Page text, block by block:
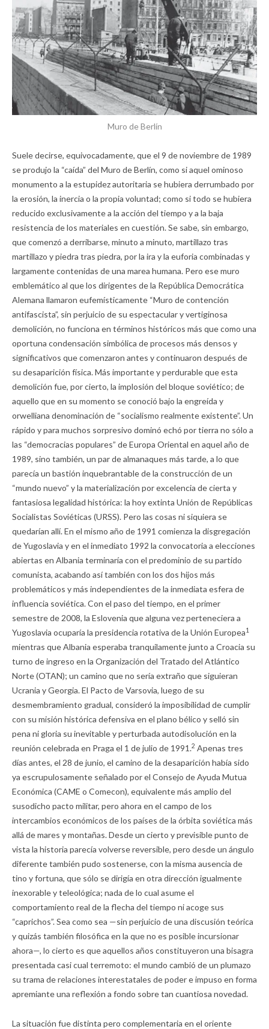
Muro de Berlín
Suele decirse, equivocadamente, que el 9 de noviembre de 1989
se produjo la “caída” del Muro de Berlín, como si aquel ominoso
monumento a la estupidez autoritaria se hubiera derrumbado por
la erosión, la inercia o la propia voluntad; como si todo se hubiera
reducido exclusivamente a la acción del tiempo y a la baja
resistencia de los materiales en cuestión. Se sabe, sin embargo,
que comenzó a derribarse, minuto a minuto, martillazo tras
martillazo y piedra tras piedra, por la ira y la euforia combinadas y
largamente contenidas de una marea humana. Pero ese muro
emblemático al que los dirigentes de la República Democrática
Alemana llamaron eufemísticamente “Muro de contención
antifascista”, sin perjuicio de su espectacular y vertiginosa
demolición, no funciona en términos históricos más que como una
oportuna condensación simbólica de procesos más densos y
significativos que comenzaron antes y continuaron después de
su desaparición física. Más importante y perdurable que esta
demolición fue, por cierto, la implosión del bloque soviético; de
aquello que en su momento se conoció bajo la engreída y
orwelliana denominación de “socialismo realmente existente”. Un
rápido y para muchos sorpresivo dominó echó por tierra no sólo a
las “democracias populares” de Europa Oriental en aquel año de
1989, sino también, un par de almanaques más tarde, a lo que
parecía un bastión inquebrantable de la construcción de un
“mundo nuevo” y la materialización por excelencia de cierta y
fantasiosa legalidad histórica: la hoy extinta Unión de Repúblicas
Socialistas Soviéticas (URSS). Pero las cosas ni siquiera se
quedarían allí. En el mismo año de 1991 comienza la disgregación
de Yugoslavia y en el inmediato 1992 la convocatoria a elecciones
abiertas en Albania terminaría con el predominio de su partido
comunista, acabando así también con los dos hijos más
problemáticos y más independientes de la inmediata esfera de
influencia soviética. Con el paso del tiempo, en el primer
semestre de 2008, la Eslovenia que alguna vez perteneciera a
Yugoslavia ocuparía la presidencia rotativa de la Unión Europea1
mientras que Albania esperaba tranquilamente junto a Croacia su
turno de ingreso en la Organización del Tratado del Atlántico
Norte (OTAN); un camino que no sería extraño que siguieran
Ucrania y Georgia. El Pacto de Varsovia, luego de su
desmembramiento gradual, consideró la imposibilidad de cumplir
con su misión histórica defensiva en el plano bélico y selló sin
pena ni gloria su inevitable y perturbada autodisolución en la
reunión celebrada en Praga el 1 de julio de 1991.2 Apenas tres
días antes, el 28 de junio, el camino de la desaparición había sido
ya escrupulosamente señalado por el Consejo de Ayuda Mutua
Económica (CAME o Comecon), equivalente más amplio del
susodicho pacto militar, pero ahora en el campo de los
intercambios económicos de los países de la órbita soviética más
allá de mares y montañas. Desde un cierto y previsible punto de
vista la historia parecía volverse reversible, pero desde un ángulo
diferente también pudo sostenerse, con la misma ausencia de
tino y fortuna, que sólo se dirigía en otra dirección igualmente
inexorable y teleológica; nada de lo cual asume el
comportamiento real de la flecha del tiempo ni acoge sus
“caprichos”. Sea como sea —sin perjuicio de una discusión teórica
y quizás también filosófica en la que no es posible incursionar
ahora—, lo cierto es que aquellos años constituyeron una bisagra
presentada casi cual terremoto: el mundo cambió de un plumazo
su trama de relaciones interestatales de poder e impuso en forma
apremiante una reflexión a fondo sobre tan cuantiosa novedad.
La situación fue distinta pero complementaria en el oriente